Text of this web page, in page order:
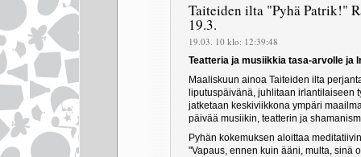
Taiteiden ilta "Pyhä Patrik!"
19.3.
19.03. 10 klo: 12:39:48
Teatteria ja musiikkia tasa-arvolle ja
Maaliskuun ainoa Taiteiden ilta
liputuspäivänä, juhlitaan irlantilaiseen
jatketaan keskiviikkona ympäri
päivää musiikin, teatterin ja
Pyhän kokemuksen aloittaa
"Vapaus, ennen kuin ääni, multa, sinä